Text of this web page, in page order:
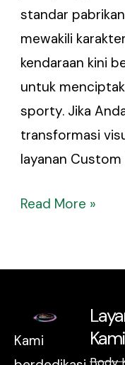
standar
mewakili
kendaraan kini
untuk
sporty. Jika
transformasi
layanan
Read More »
Kami
Kami